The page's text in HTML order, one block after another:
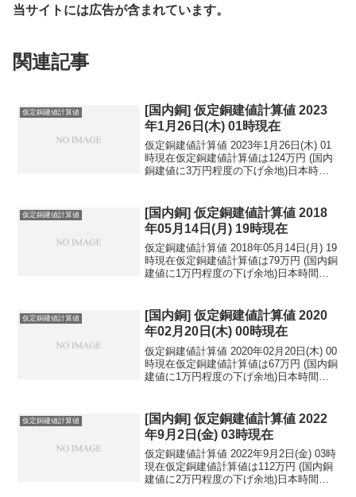
当サイトには広告が含まれています。
関連記事
仮定銅建値計算値
[国内銅] 仮定銅建値計算値 2023
年1月26日(木) 01時現在
仮定銅建値計算値 2023年1月26日(木) 01
時現在仮定銅建値計算値は124万円 (国内
銅建値に3万円程度の下げ余地)日本時間
1ドル：...
仮定銅建値計算値
[国内銅] 仮定銅建値計算値 2018
年05月14日(月) 19時現在
仮定銅建値計算値 2018年05月14日(月) 19
時現在仮定銅建値計算値は79万円 (国内銅
建値に1万円程度の下げ余地)日本時間
民元：1...
仮定銅建値計算値
[国内銅] 仮定銅建値計算値 2020
年02月20日(木) 00時現在
仮定銅建値計算値 2020年02月20日(木) 00
時現在仮定銅建値計算値は67万円 (国内銅
建値に1万円程度の下げ余地)日本時間
民元：1...
仮定銅建値計算値
[国内銅] 仮定銅建値計算値 2022
年9月2日(金) 03時現在
仮定銅建値計算値 2022年9月2日(金) 03時
現在仮定銅建値計算値は112万円 (国内銅
建値に2万円程度の下げ余地)日本時間